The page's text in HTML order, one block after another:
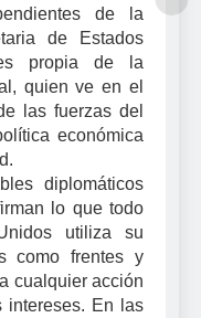
de la
de Estados
propia de la
quien ve en el
las fuerzas del
económica
diplomáticos
lo que todo
utiliza su
como frentes y
cualquier acción
intereses. En las